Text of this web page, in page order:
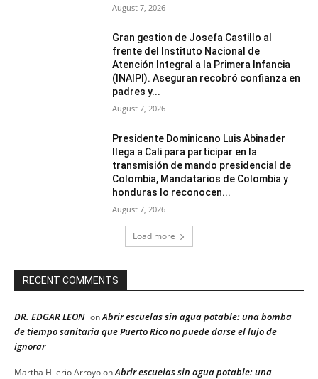
August 7, 2026
Gran gestion de Josefa Castillo al
frente del Instituto Nacional de
Atención Integral a la Primera Infancia
(INAIPI). Aseguran recobró confianza en
padres y...
August 7, 2026
Presidente Dominicano Luis Abinader
llega a Cali para participar en la
transmisión de mando presidencial de
Colombia, Mandatarios de Colombia y
honduras lo reconocen...
August 7, 2026
Load more
RECENT COMMENTS
DR. EDGAR LEON onAbrir escuelas sin agua potable: una bomba
de tiempo sanitaria que Puerto Rico no puede darse el lujo de
ignorar
Martha Hilerio ArroyoonAbrir escuelas sin agua potable: una